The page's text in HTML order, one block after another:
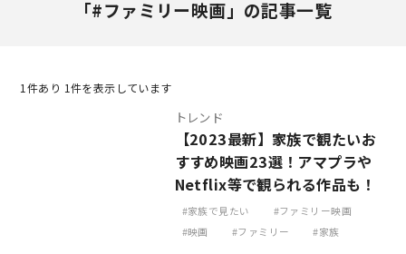
「#ファミリー映画」の記事一覧
1 件あり 1件を表示しています
トレンド
【2023最新】家族で観たいお
すすめ映画23選！アマプラや
Netflix等で観られる作品も！
家族で見たい
ファミリー映画
映画
ファミリー 家族